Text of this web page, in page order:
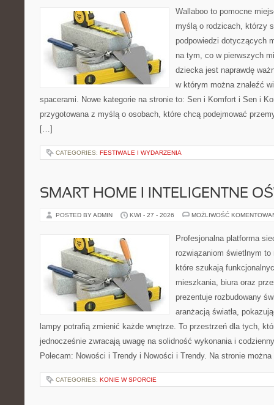
Wallaboo to pomocne
myślą o rodzicach, którzy
podpowiedzi dotyczących
na tym, co w pierwszych
dziecka jest naprawdę
w którym można znaleźć
spacerami. Nowe kategorie na stronie to: Sen i Komfort i Sen i
przygotowana z myślą o osobach, które chcą podejmować
[…]
CATEGORIES: FESTIWALE I WYDARZENIA
SMART HOME I INTELIGENTNE
POSTED BY ADMIN KWI - 27 - 2026 MOŻLIWOŚĆ
Profesjonalna platforma
rozwiązaniom świetlnym
które szukają
mieszkania, biura oraz
prezentuje rozbudowany
aranżacją światła,
lampy potrafią zmienić każde wnętrze. To przestrzeń dla tych,
jednocześnie zwracają uwagę na solidność wykonania i
Polecam: Nowości i Trendy i Nowości i Trendy. Na stronie
CATEGORIES: KONIE W SPORCIE